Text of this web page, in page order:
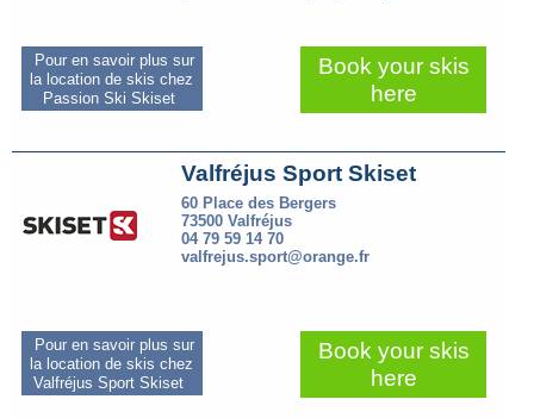
Pour en savoir plus sur
la location de skis chez
Passion Ski Skiset
Book your skis
here
Valfréjus Sport Skiset
60 Place des Bergers
73500 Valfréjus
04 79 59 14 70
valfrejus.sport@orange.fr
Pour en savoir plus sur
la location de skis chez
Valfréjus Sport Skiset
Book your skis
here